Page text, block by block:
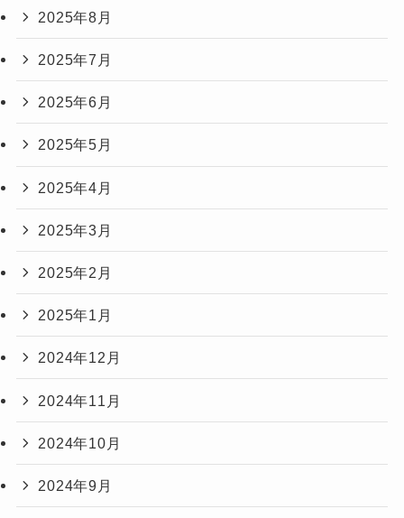
2025年8月
2025年7月
2025年6月
2025年5月
2025年4月
2025年3月
2025年2月
2025年1月
2024年12月
2024年11月
2024年10月
2024年9月